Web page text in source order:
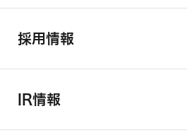
採用情報
IR情報